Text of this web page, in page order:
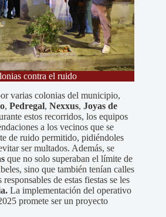
contra el ruido
varias colonias del municipio,
, Pedregal, Nexxus, Joyas de
estos recorridos, los equipos
a los vecinos que se
de ruido permitido, pidiéndoles
ser multados. Además, se
que no solo superaban el límite de
sino que también tenían calles
de estas fiestas se les
La implementación del operativo
promete ser un proyecto